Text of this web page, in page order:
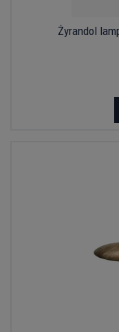
Żyrandol